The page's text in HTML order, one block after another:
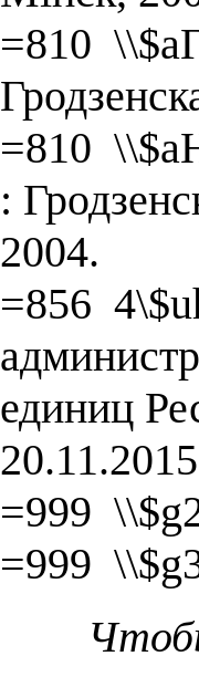
=810
=810
:
2004.
=856
единиц
=999
=999